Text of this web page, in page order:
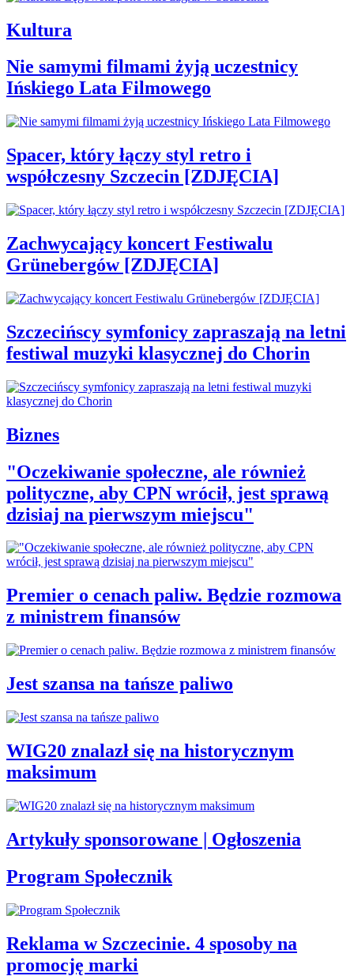
Kultura
Nie samymi filmami żyją uczestnicy
Ińskiego Lata Filmowego
Spacer, który łączy styl retro i
współczesny Szczecin [ZDJĘCIA]
Zachwycający koncert Festiwalu
Grünebergów [ZDJĘCIA]
Szczecińscy symfonicy zapraszają na letni
festiwal muzyki klasycznej do Chorin
Biznes
"Oczekiwanie społeczne, ale również
polityczne, aby CPN wrócił, jest sprawą
dzisiaj na pierwszym miejscu"
Premier o cenach paliw. Będzie rozmowa
z ministrem finansów
Jest szansa na tańsze paliwo
WIG20 znalazł się na historycznym
maksimum
Artykuły sponsorowane | Ogłoszenia
Program Społecznik
Reklama w Szczecinie. 4 sposoby na
promocję marki